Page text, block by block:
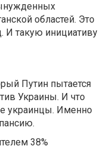
областей. Это
И такую инициативу
Путин пытается
Украины. И что
украинцы. Именно
38%